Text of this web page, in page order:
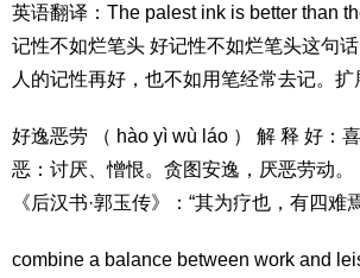
英语翻译：The palest ink is better than
记性不如烂笔头 好记性不如烂笔头这句
人的记性再好，也不如用笔经常去记。扩
好逸恶劳 （ hào yì wù láo ） 解 释 好：
恶：讨厌、憎恨。贪图安逸，厌恶劳动。
《后汉书·郭玉传》：“其为疗也，有四难
combine a balance between work and